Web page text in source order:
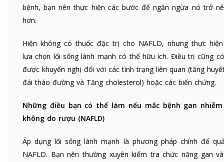
bệnh, bạn nên thực hiện các bước để ngăn ngừa nó trở
hơn.
Hiện không có thuốc đặc trị cho NAFLD, nhưng thực
lựa chọn lối sống lành mạnh có thể hữu ích. Điều trị cũng
được khuyến nghị đối với các tình trạng liên quan (tăng
đái tháo đường và Tăng cholesterol) hoặc các biến chứng.
Những điều bạn có thể làm nếu mắc bệnh gan
không do rượu (NAFLD)
Áp dụng lối sống lành mạnh là phương pháp chính để
NAFLD. Bạn nên thường xuyên kiểm tra chức năng gan